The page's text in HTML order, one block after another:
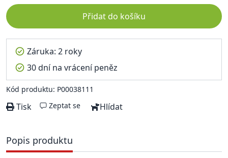
Přidat do košíku
Záruka: 2 roky
30 dní na vrácení peněz
Kód produktu: P00038111
Tisk Zeptat se Hlídat
Popis produktu